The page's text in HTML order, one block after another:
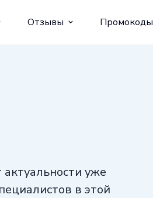
Отзывы Промокоды
уже
в этой